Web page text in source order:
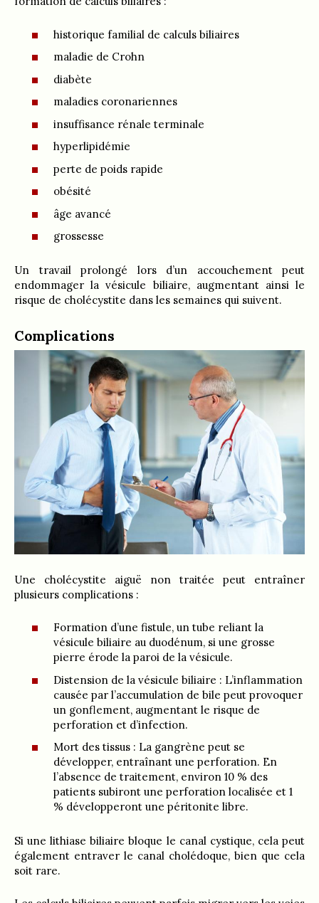
historique familial de calculs biliaires
maladie de Crohn
diabète
maladies coronariennes
insuffisance rénale terminale
hyperlipidémie
perte de poids rapide
obésité
âge avancé
grossesse
Un travail prolongé lors d’un accouchement peut
endommager la vésicule biliaire, augmentant ainsi le
risque de cholécystite dans les semaines qui suivent.
Complications
Une cholécystite aiguë non traitée peut entraîner
plusieurs complications :
Formation d’une fistule, un tube reliant la
vésicule biliaire au duodénum, si une grosse
pierre érode la paroi de la vésicule.
Distension de la vésicule biliaire : L’inflammation
causée par l’accumulation de bile peut provoquer
un gonflement, augmentant le risque de
perforation et d’infection.
Mort des tissus : La gangrène peut se
développer, entraînant une perforation. En
l’absence de traitement, environ 10 % des
patients subiront une perforation localisée et 1
% développeront une péritonite libre.
Si une lithiase biliaire bloque le canal cystique, cela peut
également entraver le canal cholédoque, bien que cela
soit rare.